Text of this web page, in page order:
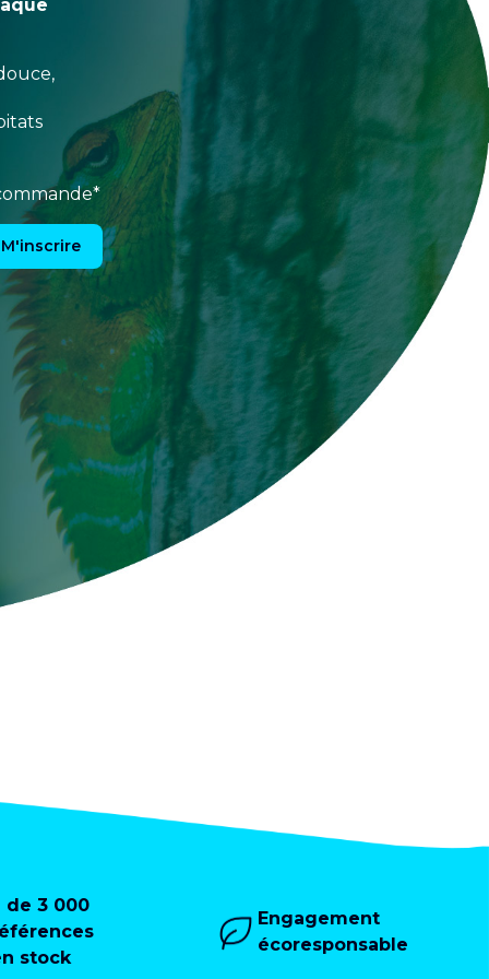
M'inscrire
de 3 000
stock
Engagement
écoresponsable